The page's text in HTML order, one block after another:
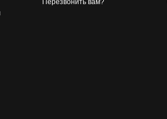
Перезвонить вам?